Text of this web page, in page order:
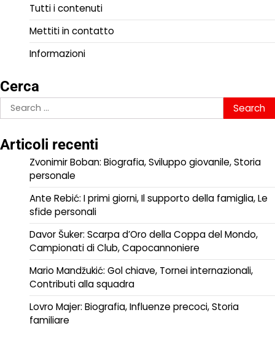
Tutti i contenuti
Mettiti in contatto
Informazioni
Cerca
Search
for:
Articoli recenti
Zvonimir Boban: Biografia, Sviluppo giovanile, Storia
personale
Ante Rebić: I primi giorni, Il supporto della famiglia, Le
sfide personali
Davor Šuker: Scarpa d’Oro della Coppa del Mondo,
Campionati di Club, Capocannoniere
Mario Mandžukić: Gol chiave, Tornei internazionali,
Contributi alla squadra
Lovro Majer: Biografia, Influenze precoci, Storia
familiare